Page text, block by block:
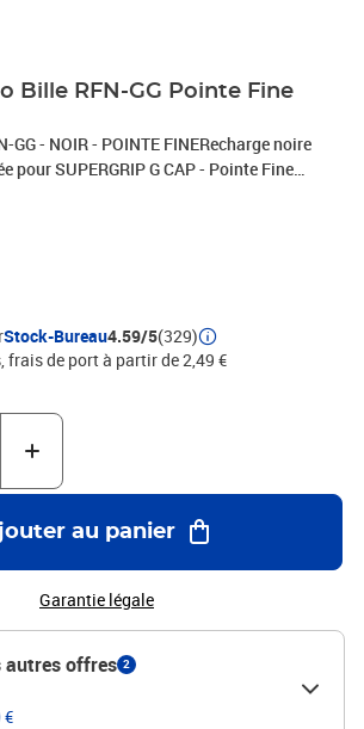
Bille RFN-GG Pointe Fine
GG - NOIR - POINTE FINERecharge noire
pour SUPERGRIP G CAP - Pointe Fine
Stock-Bureau4.59/5(329)
frais de port à partir de 2,49 €
au panier
Garantie légale
autres offres 2
€